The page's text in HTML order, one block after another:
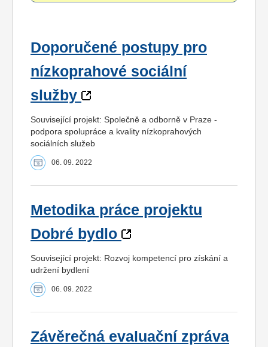
Doporučené postupy pro
nízkoprahové sociální
služby
Související projekt: Společně a odborně v Praze -
podpora spolupráce a kvality nízkoprahových
sociálních služeb
06. 09. 2022
Metodika práce projektu
Dobré bydlo
Související projekt: Rozvoj kompetencí pro získání a
udržení bydlení
06. 09. 2022
Závěrečná evaluační zpráva